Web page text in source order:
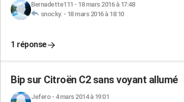
Bernadette111 - 18 mars 2016 à 17:48
snocky. - 18 mars 2016 à 18:10
1 réponse
Bip sur Citroën C2 sans voyant allumé
Jefero- 4 mars 2014 à 19:01